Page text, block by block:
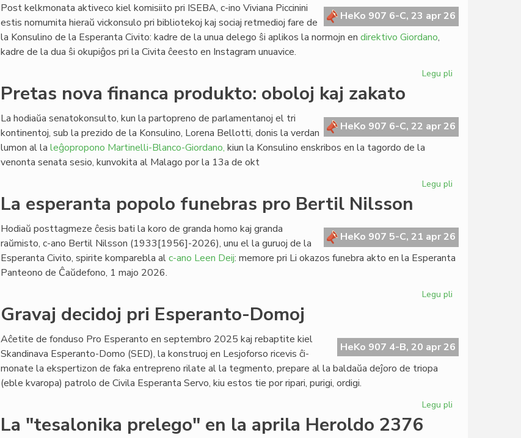
la
biblioteko
HeKo 907 6-C, 23 apr 26
Post kelkmonata aktiveco kiel komisiito pri ISEBA, c-ino Viviana Piccinini
estis nomumita hieraŭ vickonsulo pri bibliotekoj kaj sociaj retmedioj fare de
la Konsulino de la Esperanta Civito: kadre de la unua delego ŝi aplikos la normojn en direktivo Giordano,
kadre de la dua ŝi okupiĝos pri la Civita ĉeesto en Instagram unuavice.
Legu pli
komisiito
al
Pretas nova financa produkto: oboloj kaj zakato
HeKo 907 6-C, 22 apr 26
La hodiaŭa senatokonsulto, kun la partopreno de parlamentanoj el tri
kontinentoj, sub la prezido de la Konsulino, Lorena Bellotti, donis la verdan
lumon al la leĝopropono Martinelli-Blanco-Giordano, kiun la Konsulino enskribos en la tagordo de la
venonta senata sesio, kunvokita al Malago por la 13a de okt
Legu pli
produkto:
oboloj
kaj
La esperanta popolo funebras pro Bertil Nilsson
HeKo 907 5-C, 21 apr 26
Hodiaŭ posttagmeze ĉesis bati la koro de granda homo kaj granda
raŭmisto, c-ano Bertil Nilsson (1933[1956]-2026), unu el la guruoj de la
Esperanta Civito, spirite komparebla alc-ano Leen Deij: memore pri Li okazos funebra akto en la Esperanta
Panteono de Ĉaŭdefono, 1 majo 2026.
Legu pli
funebras
pro
Gravaj decidoj pri Esperanto-Domoj
HeKo 907 4-B, 20 apr 26
Aĉetite de fonduso Pro Esperanto en septembro 2025 kaj rebaptite kiel
Skandinava Esperanto-Domo (SED), la konstruoj en Lesjoforso ricevis ĉi-
monate la ekspertizon de faka entrepreno rilate al la tegmento, prepare al la baldaŭa deĵoro de triopa
(eble kvaropa) patrolo de Civila Esperanta Servo, kiu estos tie por ripari, purigi, ordigi.
Legu pli
La "tesalonika prelego" en la aprila Heroldo 2376